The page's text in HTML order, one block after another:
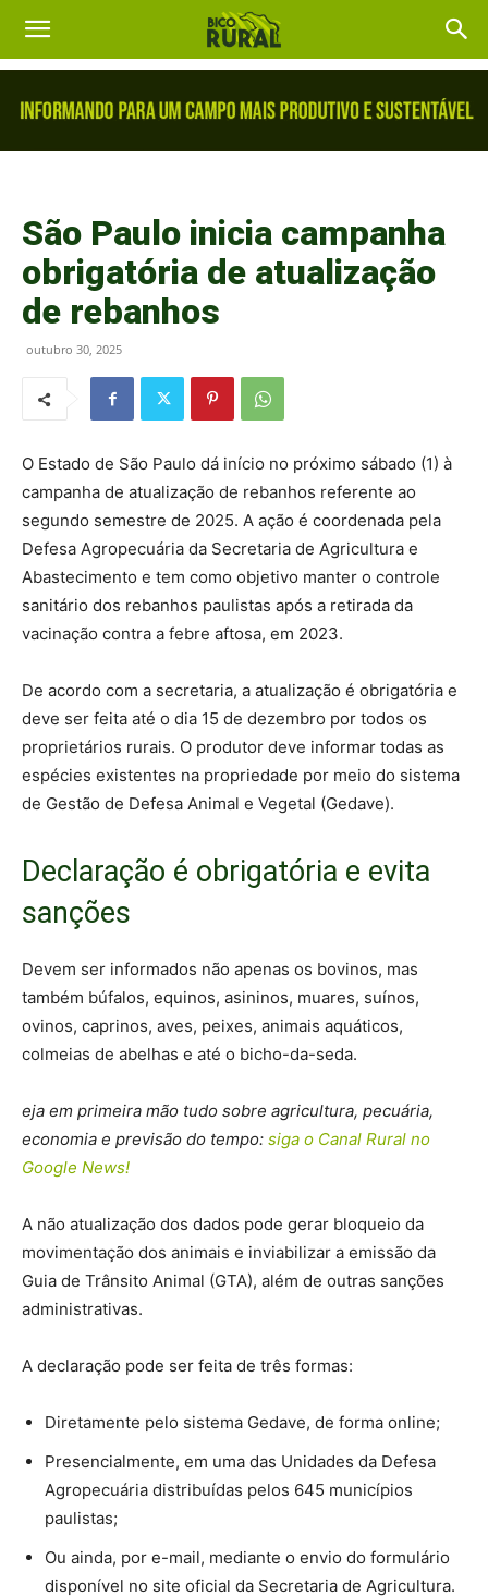
São Paulo inicia campanha
obrigatória de atualização
de rebanhos
outubro 30, 2025
O Estado de São Paulo dá início no próximo sábado (1) à
campanha de atualização de rebanhos referente ao
segundo semestre de 2025. A ação é coordenada pela
Defesa Agropecuária da Secretaria de Agricultura e
Abastecimento e tem como objetivo manter o controle
sanitário dos rebanhos paulistas após a retirada da
vacinação contra a febre aftosa, em 2023.
De acordo com a secretaria, a atualização é obrigatória e
deve ser feita até o dia 15 de dezembro por todos os
proprietários rurais. O produtor deve informar todas as
espécies existentes na propriedade por meio do sistema
de Gestão de Defesa Animal e Vegetal (Gedave).
Declaração é obrigatória e evita
sanções
Devem ser informados não apenas os bovinos, mas
também búfalos, equinos, asininos, muares, suínos,
ovinos, caprinos, aves, peixes, animais aquáticos,
colmeias de abelhas e até o bicho-da-seda.
eja em primeira mão tudo sobre agricultura, pecuária,
economia e previsão do tempo: siga o Canal Rural no
Google News!
A não atualização dos dados pode gerar bloqueio da
movimentação dos animais e inviabilizar a emissão da
Guia de Trânsito Animal (GTA), além de outras sanções
administrativas.
A declaração pode ser feita de três formas:
Diretamente pelo sistema Gedave, de forma online;
Presencialmente, em uma das Unidades da Defesa
Agropecuária distribuídas pelos 645 municípios
paulistas;
Ou ainda, por e-mail, mediante o envio do formulário
disponível no site oficial da Secretaria de Agricultura.